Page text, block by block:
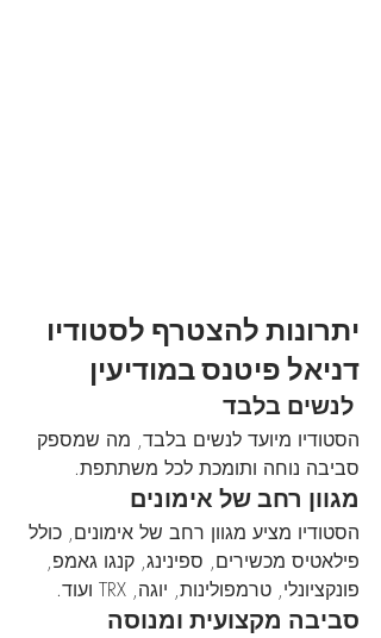
יתרונות להצטרף לסטודיו
דניאל פיטנס במודיעין
הסטודיו מיועד לנשים בלבד, מה שמספק
סביבה נוחה ותומכת לכל משתתפת.
מגוון רחב של אימונים
הסטודיו מציע מגוון רחב של אימונים, כולל
פילאטיס מכשירים, ספינינג, קנגו גאמפ,
פונקציונלי, טרמפולינות, יוגה, TRX ועוד.
סביבה מקצועית ומנוסה